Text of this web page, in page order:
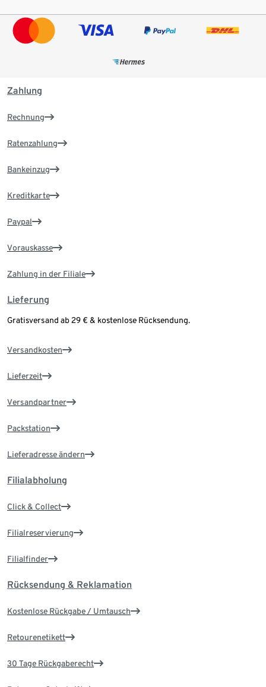
Zahlung
Rechnung
Ratenzahlung
Bankeinzug
Kreditkarte
Paypal
Vorauskasse
Zahlung in der Filiale
Lieferung
Gratisversand ab 29 € & kostenlose Rücksendung.
Versandkosten
Lieferzeit
Versandpartner
Packstation
Lieferadresse ändern
Filialabholung
Click & Collect
Filialreservierung
Filialfinder
Rücksendung & Reklamation
Kostenlose Rückgabe / Umtausch
Retourenetikett
30 Tage Rückgaberecht